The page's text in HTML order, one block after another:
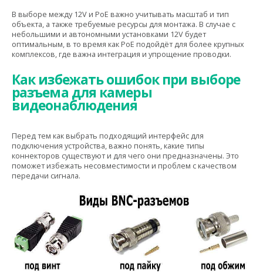
В выборе между 12V и PoE важно учитывать масштаб и тип
объекта, а также требуемые ресурсы для монтажа. В случае с
небольшими и автономными установками 12V будет
оптимальным, в то время как PoE подойдёт для более крупных
комплексов, где важна интеграция и упрощение проводки.
Как избежать ошибок при выборе
разъема для камеры
видеонаблюдения
Перед тем как выбрать подходящий интерфейс для
подключения устройства, важно понять, какие типы
коннекторов существуют и для чего они предназначены. Это
поможет избежать несовместимости и проблем с качеством
передачи сигнала.